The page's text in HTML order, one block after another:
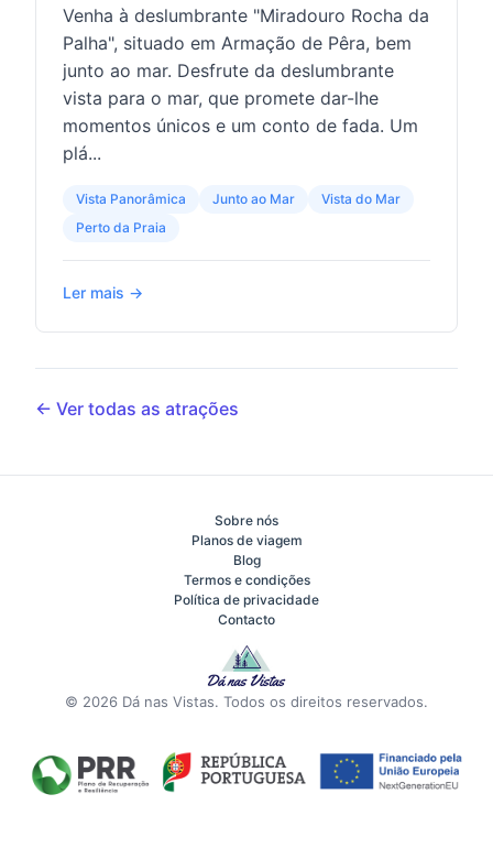
Venha à deslumbrante "Miradouro Rocha da
Palha", situado em Armação de Pêra, bem
junto ao mar. Desfrute da deslumbrante
vista para o mar, que promete dar-lhe
momentos únicos e um conto de fada. Um
plá...
Vista Panorâmica Junto ao Mar
Vista do Mar
Perto da Praia
Ler mais →
← Ver todas as atrações
Sobre nós
Planos de viagem
Blog
Termos e condições
Política de privacidade
Contacto
© 2026 Dá nas Vistas. Todos os direitos reservados.